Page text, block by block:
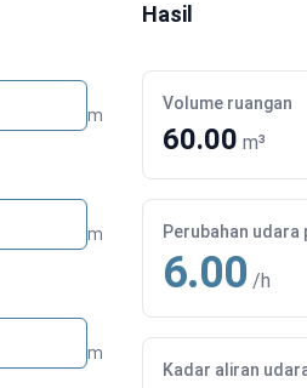
m
m
m
Hasil
Volume ruangan
60.00 m³
Perubahan udara
6.00 /h
Kadar aliran